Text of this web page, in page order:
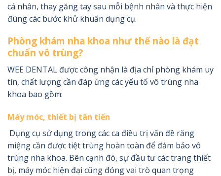
cá nhân, thay găng tay sau mỗi bệnh nhân và thực hiện
đúng các bước khử khuẩn dụng cụ.
Phòng khám nha khoa như thế nào là đạt
chuẩn vô trùng?
WEE DENTAL được công nhận là địa chỉ phòng khám uy
tín, chất lượng cần đáp ứng các yếu tố vô trùng nha
khoa bao gồm:
Máy móc, thiết bị tân tiến
Dụng cụ sử dụng trong các ca điều trị vấn đề răng
miệng cần được tiệt trùng hoàn toàn để đảm bảo vô
trùng nha khoa. Bên cạnh đó, sự đầu tư các trang thiết
bị, máy móc hiện đại cũng đóng vai trò quan trọng